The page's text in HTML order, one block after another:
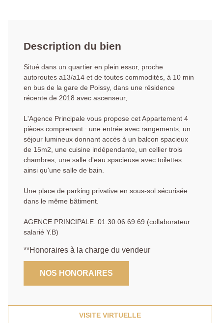
Description du bien
Situé dans un quartier en plein essor, proche
autoroutes a13/a14 et de toutes commodités, à 10 min
en bus de la gare de Poissy, dans une résidence
récente de 2018 avec ascenseur,
L'Agence Principale vous propose cet Appartement 4
pièces comprenant : une entrée avec rangements, un
séjour lumineux donnant accès à un balcon spacieux
de 15m2, une cuisine indépendante, un cellier trois
chambres, une salle d'eau spacieuse avec toilettes
ainsi qu'une salle de bain.
Une place de parking privative en sous-sol sécurisée
dans le même bâtiment.
AGENCE PRINCIPALE: 01.30.06.69.69 (collaborateur
salarié Y.B)
**Honoraires à la charge du vendeur
NOS HONORAIRES
VISITE VIRTUELLE